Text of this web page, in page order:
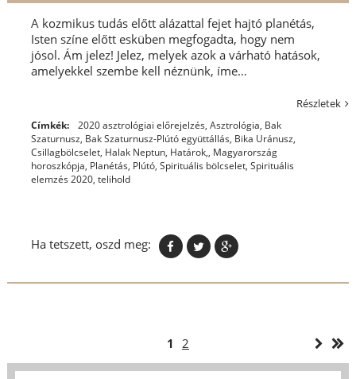
A kozmikus tudás előtt alázattal fejet hajtó planétás,
Isten színe előtt esküben megfogadta, hogy nem
jósol. Ám jelez! Jelez, melyek azok a várható hatások,
amelyekkel szembe kell néznünk, íme…
Részletek
Címkék: 2020 asztrológiai előrejelzés, Asztrológia, Bak
Szaturnusz, Bak Szaturnusz-Plútó együttállás, Bika Uránusz,
Csillagbölcselet, Halak Neptun, Határok,, Magyarország
horoszkópja, Planétás, Plútó, Spirituális bölcselet, Spirituális
elemzés 2020, telihold
Ha tetszett, oszd meg:
1 2